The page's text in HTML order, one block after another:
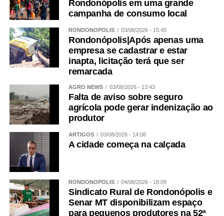
Rondonópolis em uma grande
campanha de consumo local
RONDONÓPOLIS 03/08/2026 - 15:45
Rondonópolis|Após apenas uma
empresa se cadastrar e estar
inapta, licitação terá que ser
remarcada
AGRO NEWS 03/08/2026 - 13:43
Falta de aviso sobre seguro
agrícola pode gerar indenização ao
produtor
ARTIGOS 03/08/2026 - 14:08
A cidade começa na calçada
RONDONÓPOLIS 04/08/2026 - 18:09
Sindicato Rural de Rondonópolis e
Senar MT disponibilizam espaço
para pequenos produtores na 52ª